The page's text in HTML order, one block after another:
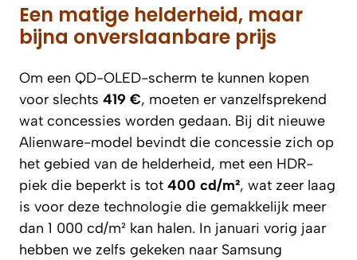
Een matige helderheid, maar
bijna onverslaanbare prijs
Om een QD-OLED-scherm te kunnen kopen
voor slechts 419 €, moeten er vanzelfsprekend
wat concessies worden gedaan. Bij dit nieuwe
Alienware-model bevindt die concessie zich op
het gebied van de helderheid, met een HDR-
piek die beperkt is tot 400 cd/m², wat zeer laag
is voor deze technologie die gemakkelijk meer
dan 1 000 cd/m² kan halen. In januari vorig jaar
hebben we zelfs gekeken naar Samsung